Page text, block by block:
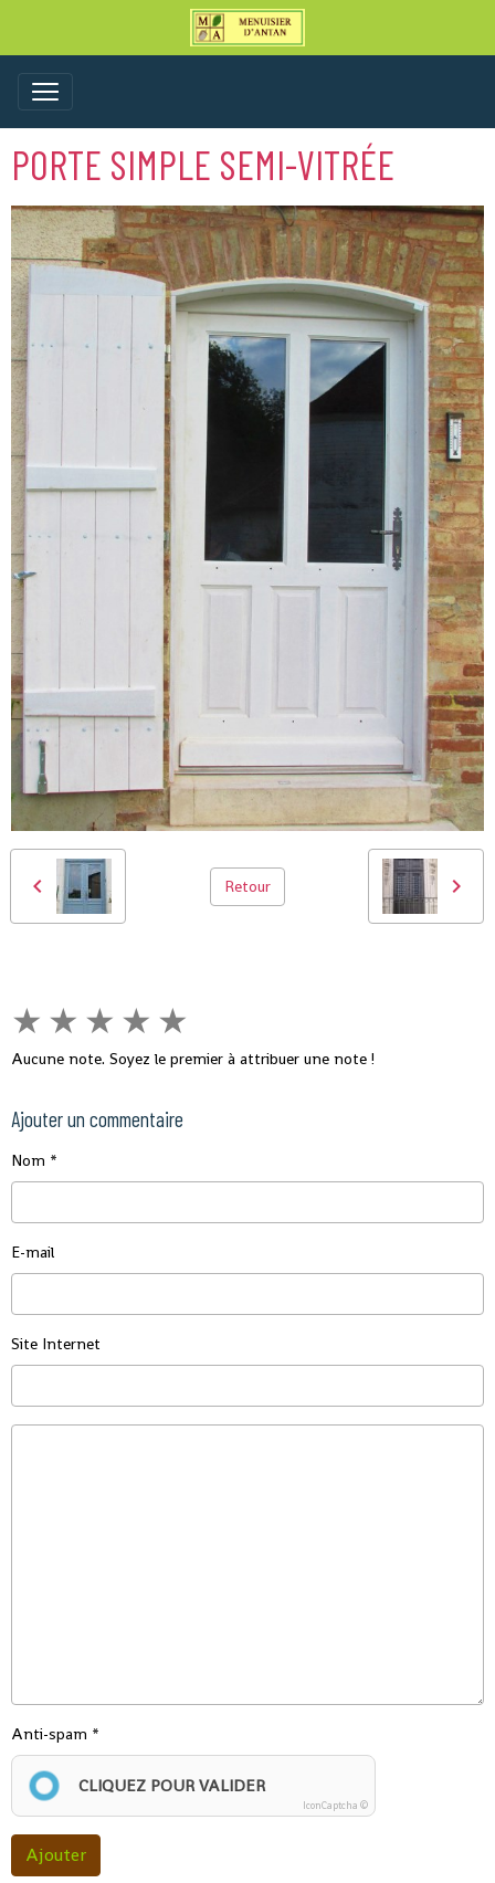
PORTE SIMPLE SEMI-VITRÉE
Retour
★ ★ ★ ★ ★
Aucune note. Soyez le premier à attribuer une note !
Ajouter un commentaire
Nom
E-mail
Site Internet
Anti-spam
CLIQUEZ POUR VALIDER
IconCaptcha ©
Ajouter